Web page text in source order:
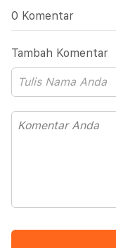
0 Komentar
Tambah Komentar